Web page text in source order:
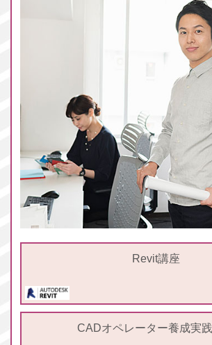
Revit講座
CADオペレーター養成実